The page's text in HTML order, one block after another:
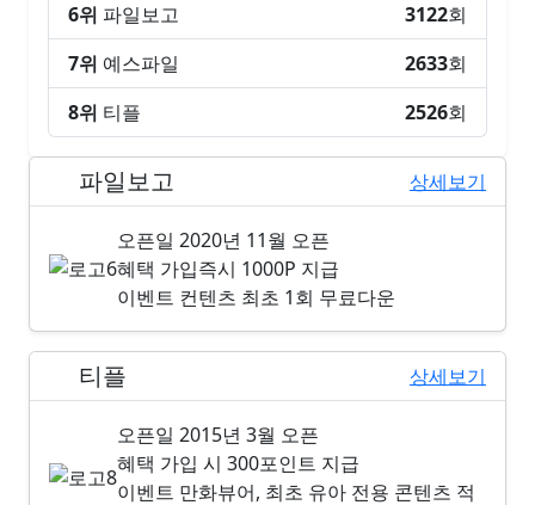
6위 파일보고 3122회
7위 예스파일 2633회
8위 티플 2526회
파일보고 상세보기
오픈일 2020년 11월 오픈
혜택 가입즉시 1000P 지급
이벤트 컨텐츠 최초 1회 무료다운
티플 상세보기
오픈일 2015년 3월 오픈
혜택 가입 시 300포인트 지급
이벤트 만화뷰어, 최초 유아 전용 콘텐츠 적